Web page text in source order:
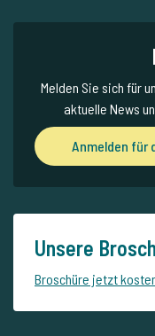
Melden Sie sich für
aktuelle News
Anmelden für
Unsere
Broschüre jetzt